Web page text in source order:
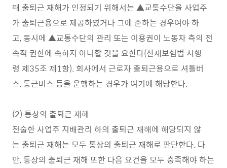
때 출퇴근 재해가 인정되기 위해서는 ▲교통수단을 사업주
가 출퇴근용으로 제공하였거나 그에 준하는 경우여야 하
고, 동시에 ▲교통수단의 관리 또는 이용권이 노동자 측의 전
속적 권한에 속하지 아니할 것을 요한다(산재보험법 시행
령 제35조 제1항). 회사에서 근로자 출퇴근용으로 셔틀버
스, 통근버스 등을 운행하는 경우가 여기에 해당한다.
(2) 통상의 출퇴근 재해
전술한 사업주 지배관리 하의 출퇴근 재해에 해당되지 않
는 출퇴근 재해는 모두 통상의 출퇴근 재해로 판단한다. 다
만, 통상의 출퇴근 재해 또한 다음 요건을 모두 충족해야 하는